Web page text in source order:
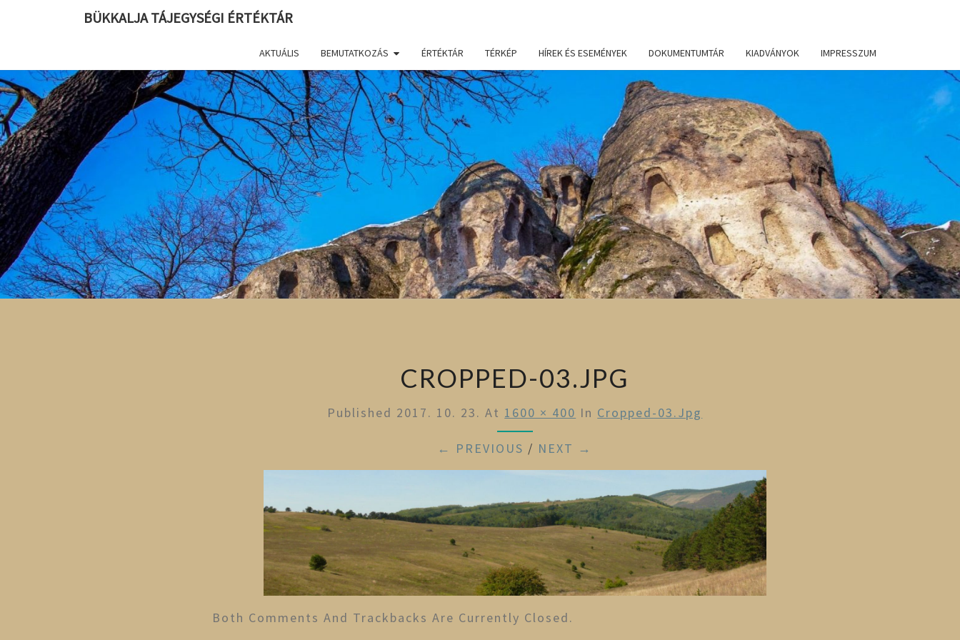
BÜKKALJA TÁJEGYSÉGI ÉRTÉKTÁR
AKTUÁLIS BEMUTATKOZÁS ÉRTÉKTÁR TÉRKÉP HÍREK ÉS ESEMÉNYEK DOKUMENTUMTÁR KIADVÁNYOK IMPRESSZUM
BÜKKALJA
TÁJEGYSÉGI
ÉRTÉKTÁR
CROPPED-03.JPG
Published 2017. 10. 23. At 1600 × 400 In Cropped-03.jpg
← PREVIOUS / NEXT →
Both Comments And Trackbacks Are Currently Closed.